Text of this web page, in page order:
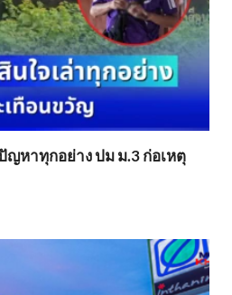
ญหาทุกอย่าง ปม ม.3 ก่อเหตุ